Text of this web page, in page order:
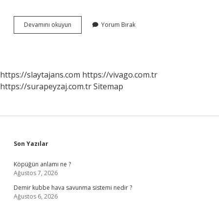
Devamını okuyun
Yüksekliği
Yorum Bırak
https://slaytajans.com https://vivago.com.tr
https://surapeyzaj.com.trSitemap
Sidebar
Son Yazılar
Köpüğün anlamı ne ?
Ağustos 7, 2026
Demir kubbe hava savunma sistemi nedir ?
Ağustos 6, 2026